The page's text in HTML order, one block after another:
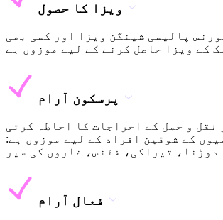
ویزا کا حصول
پالیسی شینگن ویزا اور کسی بھی
کے ویزا حاصل کرنے کے لیے موزوں ہے
پرسکون آرام
نقل و حمل کے اخراجات کا احاطہ کرتی
کے شوقین افراد کے لیے موزوں ہے:
دوڑنا، تیراکی، فٹنس، غاروں کی سیر
فعال آرام